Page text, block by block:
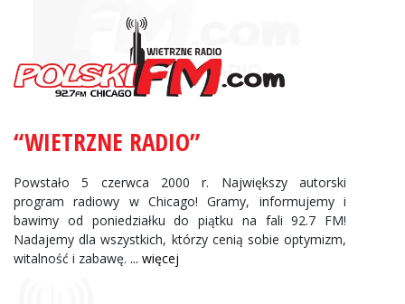
“WIETRZNE RADIO”
Powstało 5 czerwca 2000 r. Największy autorski
program radiowy w Chicago! Gramy, informujemy i
bawimy od poniedziałku do piątku na fali 92.7 FM!
Nadajemy dla wszystkich, którzy cenią sobie optymizm,
witalność i zabawę. ... więcej